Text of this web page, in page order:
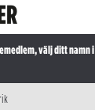
välj ditt namn i